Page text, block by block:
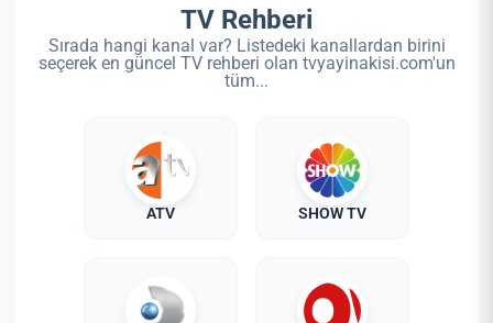
TV Rehberi
Sırada hangi kanal var? Listedeki kanallardan birini
seçerek en güncel TV rehberi olan tvyayinakisi.com'un
tüm...
ATV SHOW TV